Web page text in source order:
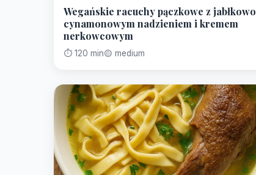
Wegańskie racuchy pączkowe z
cynamonowym nadzieniem i kremem
nerkowcowym
⏱️ 120 min🟡 medium